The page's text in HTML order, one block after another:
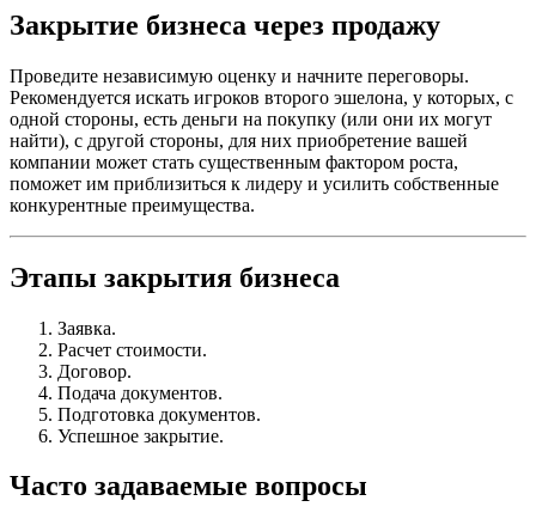
Закрытие бизнеса через продажу
Проведите независимую оценку и начните переговоры.
Рекомендуется искать игроков второго эшелона, у которых, с
одной стороны, есть деньги на покупку (или они их могут
найти), с другой стороны, для них приобретение вашей
компании может стать существенным фактором роста,
поможет им приблизиться к лидеру и усилить собственные
конкурентные преимущества.
Этапы закрытия бизнеса
Заявка.
Расчет стоимости.
Договор.
Подача документов.
Подготовка документов.
Успешное закрытие.
Часто задаваемые вопросы